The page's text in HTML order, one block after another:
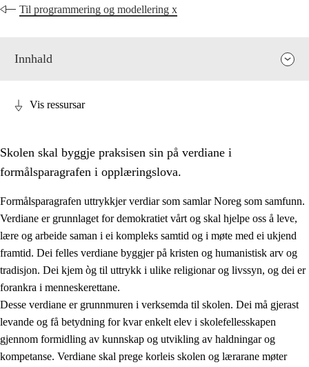
Til programmering og modellering x
Innhald
1. Verdigrunnlaget i opplæringa
1.1 Menneskeverdet
1.2 Identitet og kulturelt mangfald
1.3 Kritisk tenking og etisk bevisstheit
1.4 Skaparglede, engasjement og utforskartrong
Vis ressursar
Skolen skal byggje praksisen sin på verdiane i
formålsparagrafen i opplæringslova.
Formålsparagrafen uttrykkjer verdiar som samlar Noreg som samfunn.
Verdiane er grunnlaget for demokratiet vårt og skal hjelpe oss å leve,
lære og arbeide saman i ei kompleks samtid og i møte med ei ukjend
framtid. Dei felles verdiane byggjer på kristen og humanistisk arv og
tradisjon. Dei kjem òg til uttrykk i ulike religionar og livssyn, og dei er
forankra i menneskerettane.
Desse verdiane er grunnmuren i verksemda til skolen. Dei må gjerast
levande og få betydning for kvar enkelt elev i skolefellesskapen
gjennom formidling av kunnskap og utvikling av haldningar og
kompetanse. Verdiane skal prege korleis skolen og lærarane møter